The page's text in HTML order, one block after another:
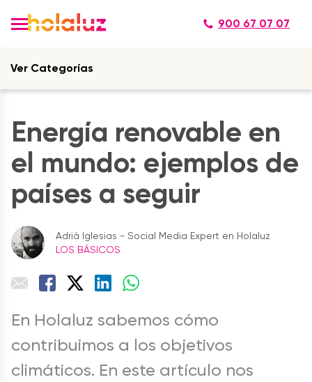
900 67 07 07
Ver Categorías
Energía renovable en
el mundo: ejemplos de
países a seguir
Adrià Iglesias - Social Media Expert en Holaluz
LOS BÁSICOS
En Holaluz sabemos cómo
contribuimos a los objetivos
climáticos. En este artículo nos